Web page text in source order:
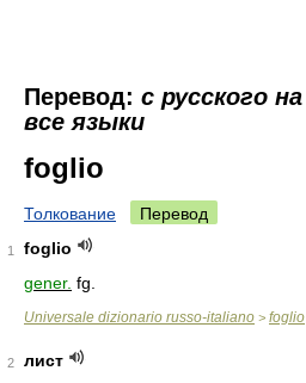
Перевод: с русского на
все языки
foglio
Толкование Перевод
1
foglio
gener. fg.
Universale dizionario russo-italiano > foglio
2
лист